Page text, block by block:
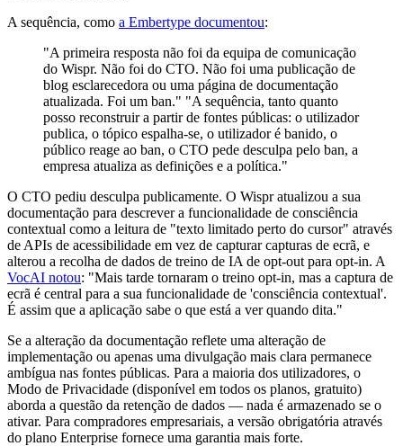
A sequência, como a Embertype documentou:
"A primeira resposta não foi da equipa de comunicação
do Wispr. Não foi do CTO. Não foi uma publicação de
blog esclarecedora ou uma página de documentação
atualizada. Foi um ban." "A sequência, tanto quanto
posso reconstruir a partir de fontes públicas: o utilizador
publica, o tópico espalha-se, o utilizador é banido, o
público reage ao ban, o CTO pede desculpa pelo ban, a
empresa atualiza as definições e a política."
O CTO pediu desculpa publicamente. O Wispr atualizou a sua
documentação para descrever a funcionalidade de consciência
contextual como a leitura de "texto limitado perto do cursor" através
de APIs de acessibilidade em vez de capturar capturas de ecrã, e
alterou a recolha de dados de treino de IA de opt-out para opt-in. A
VocAI notou: "Mais tarde tornaram o treino opt-in, mas a captura de
ecrã é central para a sua funcionalidade de 'consciência contextual'.
É assim que a aplicação sabe o que está a ver quando dita."
Se a alteração da documentação reflete uma alteração de
implementação ou apenas uma divulgação mais clara permanece
ambígua nas fontes públicas. Para a maioria dos utilizadores, o
Modo de Privacidade (disponível em todos os planos, gratuito)
aborda a questão da retenção de dados — nada é armazenado se o
ativar. Para compradores empresariais, a versão obrigatória através
do plano Enterprise fornece uma garantia mais forte.